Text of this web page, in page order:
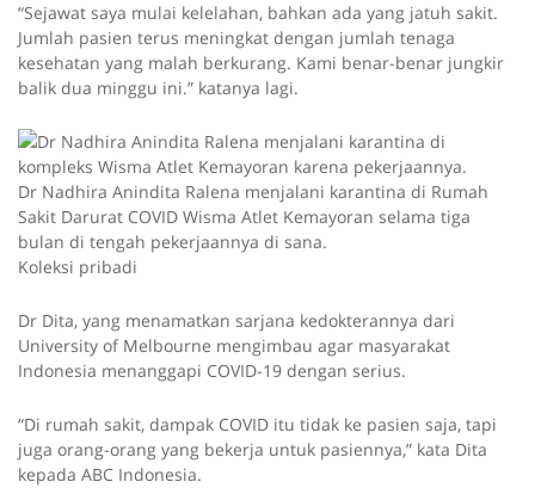
“Sejawat saya mulai kelelahan, bahkan ada yang jatuh sakit.
Jumlah pasien terus meningkat dengan jumlah tenaga
kesehatan yang malah berkurang. Kami benar-benar jungkir
balik dua minggu ini.” katanya lagi.
Dr Nadhira Anindita Ralena menjalani karantina di Rumah
Sakit Darurat COVID Wisma Atlet Kemayoran selama tiga
bulan di tengah pekerjaannya di sana.
Koleksi pribadi
Dr Dita, yang menamatkan sarjana kedokterannya dari
University of Melbourne mengimbau agar masyarakat
Indonesia menanggapi COVID-19 dengan serius.
“Di rumah sakit, dampak COVID itu tidak ke pasien saja, tapi
juga orang-orang yang bekerja untuk pasiennya,” kata Dita
kepada ABC Indonesia.